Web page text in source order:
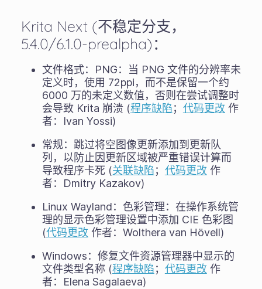
Krita Next (不稳定分支，
5.4.0/6.1.0-prealpha)：
文件格式：PNG：当 PNG 文件的分辨率未
定义时，使用 72ppi，而不是保留一个约
6000 万的未定义数值，否则在尝试调整时
会导致 Krita 崩溃 (程序缺陷； 代码更改作
者：Ivan Yossi)
常规：跳过将空图像更新添加到更新队
列，以防止因更新区域被严重错误计算而
导致程序卡死 (关联缺陷； 代码更改作
者：Dmitry Kazakov)
Linux Wayland：色彩管理：在操作系统管
理的显示色彩管理设置中添加 CIE 色彩图
(代码更改作者：Wolthera van Hövell)
Windows：修复文件资源管理器中显示的
文件类型名称 (程序缺陷； 代码更改作
者：Elena Sagalaeva)